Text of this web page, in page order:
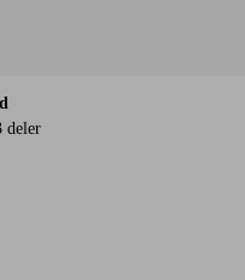
deler